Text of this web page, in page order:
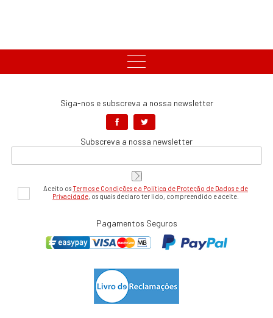
Siga-nos e subscreva a nossa newsletter
Subscreva a nossa newsletter
Aceito osTermos e Condições e a Política de Proteção de Dados e de
Privacidade, os quais declaro ter lido, compreendido e aceite.
Pagamentos Seguros